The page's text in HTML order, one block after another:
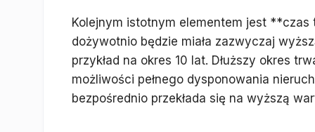
Kolejnym istotnym elementem jest **czas
dożywotnio będzie miała zazwyczaj
przykład na okres 10 lat. Dłuższy okres
możliwości pełnego dysponowania
bezpośrednio przekłada się na wyższą